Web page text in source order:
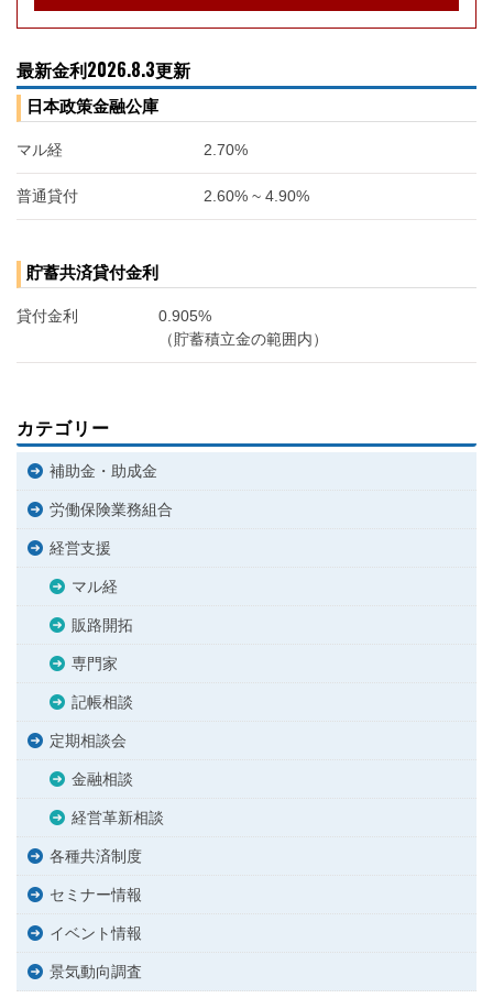
最新金利2026.8.3更新
日本政策金融公庫
マル経 2.70%
普通貸付 2.60% ~ 4.90%
貯蓄共済貸付金利
貸付金利
0.905%
（貯蓄積立金の範囲内）
カテゴリー
補助金・助成金
労働保険業務組合
経営支援
マル経
販路開拓
専門家
記帳相談
定期相談会
金融相談
経営革新相談
各種共済制度
セミナー情報
イベント情報
景気動向調査